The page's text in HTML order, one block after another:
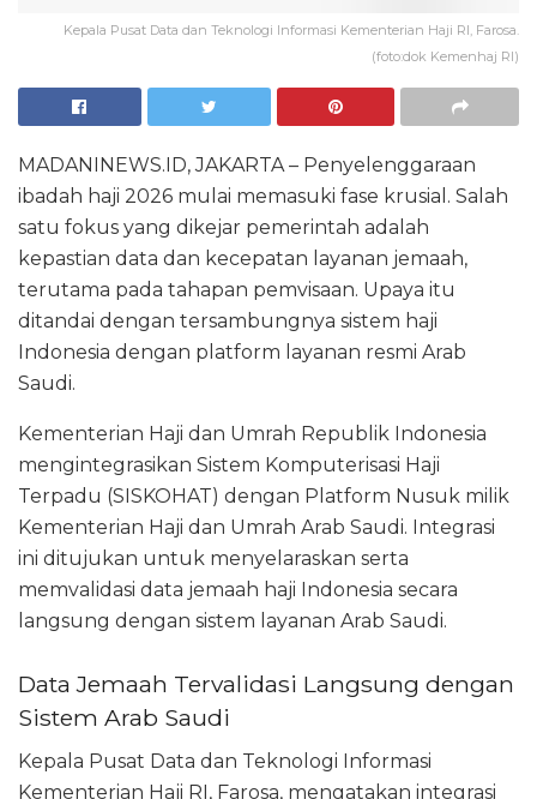
Kepala Pusat Data dan Teknologi Informasi Kementerian Haji RI, Farosa.
(foto:dok Kemenhaj RI)
MADANINEWS.ID, JAKARTA – Penyelenggaraan
ibadah haji 2026 mulai memasuki fase krusial. Salah
satu fokus yang dikejar pemerintah adalah
kepastian data dan kecepatan layanan jemaah,
terutama pada tahapan pemvisaan. Upaya itu
ditandai dengan tersambungnya sistem haji
Indonesia dengan platform layanan resmi Arab
Saudi.
Kementerian Haji dan Umrah Republik Indonesia
mengintegrasikan Sistem Komputerisasi Haji
Terpadu (SISKOHAT) dengan Platform Nusuk milik
Kementerian Haji dan Umrah Arab Saudi. Integrasi
ini ditujukan untuk menyelaraskan serta
memvalidasi data jemaah haji Indonesia secara
langsung dengan sistem layanan Arab Saudi.
Data Jemaah Tervalidasi Langsung dengan
Sistem Arab Saudi
Kepala Pusat Data dan Teknologi Informasi
Kementerian Haji RI, Farosa, mengatakan integrasi